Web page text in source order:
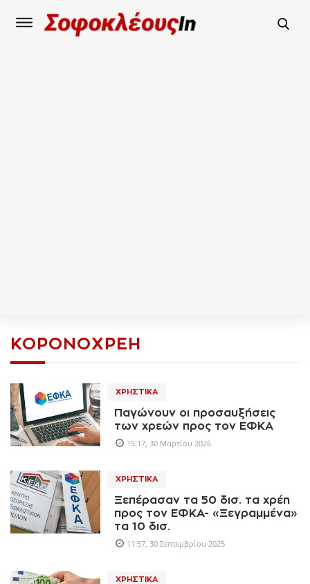
ΚΟΡΟΝΟΧΡΈΗ
ΧΡΗΣΤΙΚΆ
Παγώνουν οι προσαυξήσεις
των χρεών προς τον ΕΦΚΑ
15:17, 30 Μαρτίου 2026
ΧΡΗΣΤΙΚΆ
Ξεπέρασαν τα 50 δισ. τα χρέη
προς τον ΕΦΚΑ- «Ξεγραμμένα»
τα 10 δισ.
11:57, 30 Σεπτεμβρίου 2025
ΧΡΗΣΤΙΚΆ